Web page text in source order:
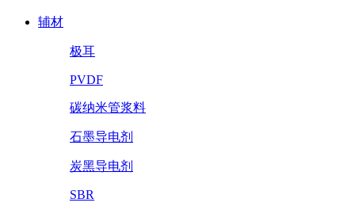
辅材
极耳
PVDF
碳纳米管浆料
石墨导电剂
炭黑导电剂
SBR